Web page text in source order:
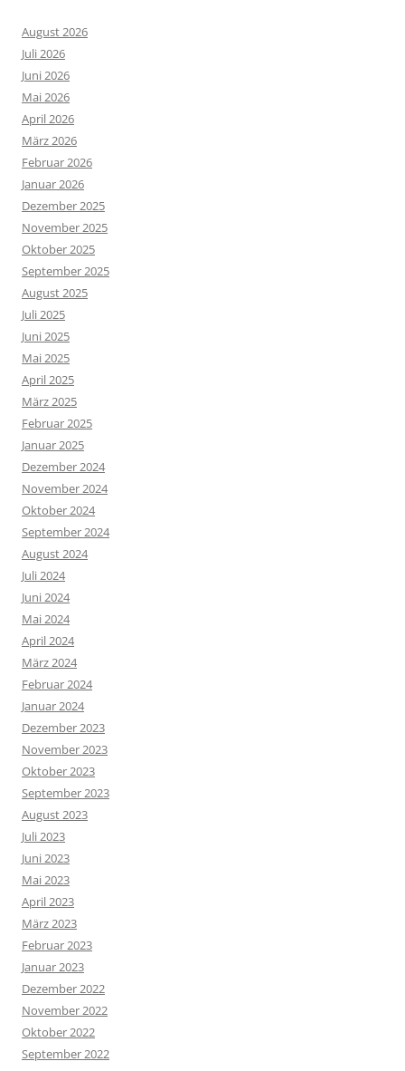
August 2026
Juli 2026
Juni 2026
Mai 2026
April 2026
März 2026
Februar 2026
Januar 2026
Dezember 2025
November 2025
Oktober 2025
September 2025
August 2025
Juli 2025
Juni 2025
Mai 2025
April 2025
März 2025
Februar 2025
Januar 2025
Dezember 2024
November 2024
Oktober 2024
September 2024
August 2024
Juli 2024
Juni 2024
Mai 2024
April 2024
März 2024
Februar 2024
Januar 2024
Dezember 2023
November 2023
Oktober 2023
September 2023
August 2023
Juli 2023
Juni 2023
Mai 2023
April 2023
März 2023
Februar 2023
Januar 2023
Dezember 2022
November 2022
Oktober 2022
September 2022